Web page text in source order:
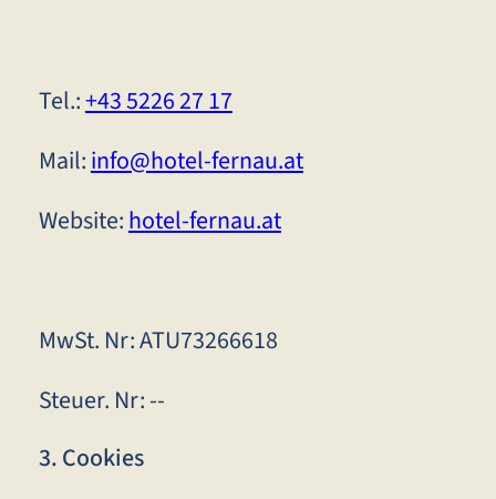
Tel.:+43 5226 27 17
Mail:info@hotel-fernau.at
Website:hotel-fernau.at
MwSt. Nr: ATU73266618
Steuer. Nr: --
3. Cookies